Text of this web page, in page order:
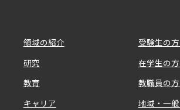
領域の紹介
研究
教育
キャリア
受験生の
在学生の
教職員の
地域・一